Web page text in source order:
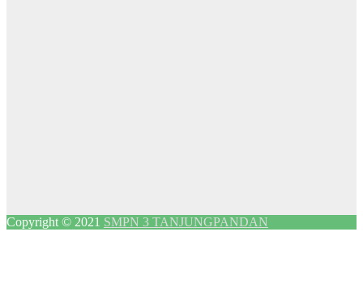
Copyright © 2021 SMPN 3 TANJUNGPANDAN